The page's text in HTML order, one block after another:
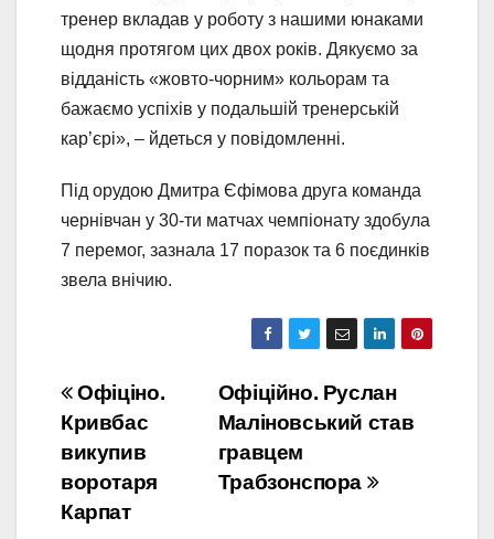
тренер вкладав у роботу з нашими юнаками
щодня протягом цих двох років. Дякуємо за
відданість «жовто-чорним» кольорам та
бажаємо успіхів у подальшій тренерській
кар’єрі», – йдеться у повідомленні.
Під орудою Дмитра Єфімова друга команда
чернівчан у 30-ти матчах чемпіонату здобула
7 перемог, зазнала 17 поразок та 6 поєдинків
звела внічию.
Навігація
записів
Офіційно. Руслан
Маліновський став
гравцем
Трабзонспора
Офіціно.
Кривбас
викупив
воротаря
Карпат